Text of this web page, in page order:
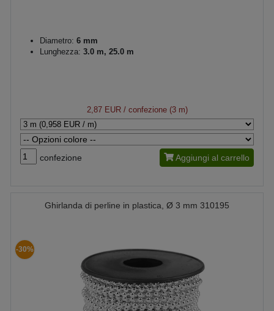
Diametro: 6 mm
Lunghezza: 3.0 m, 25.0 m
2,87 EUR/ confezione (3 m)
confezione Aggiungi al carrello
Ghirlanda di perline in plastica, Ø 3 mm 310195
-30%